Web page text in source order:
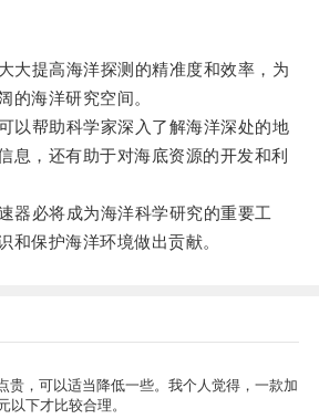
提高海洋探测的精准度和效率，为
的海洋研究空间。
帮助科学家深入了解海洋深处的地
息，还有助于对海底资源的开发和利
必将成为海洋科学研究的重要工
和保护海洋环境做出贡献。
贵，可以适当降低一些。我个人觉得，一款加
以下才比较合理。